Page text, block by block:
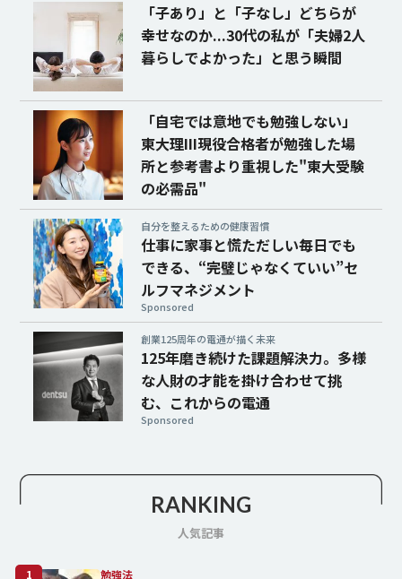
「子あり」と「子なし」どちらが
幸せなのか...30代の私が「夫婦2人
暮らしでよかった」と思う瞬間
「自宅では意地でも勉強しない」
東大理III現役合格者が勉強した場
所と参考書より重視した"東大受験
の必需品"
自分を整えるための健康習慣
仕事に家事と慌ただしい毎日でも
できる、“完璧じゃなくていい”セ
ルフマネジメント
Sponsored
創業125周年の電通が描く未来
125年磨き続けた課題解決力。多様
な人財の才能を掛け合わせて挑
む、これからの電通
Sponsored
RANKING
人気記事
1 勉強法